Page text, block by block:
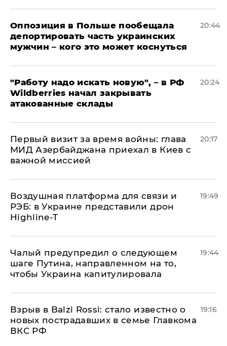
Оппозиция в Польше пообещала
депортировать часть украинских
мужчин – кого это может коснуться
20:44
"Работу надо искать новую", – в РФ
Wildberries начал закрывать
атакованные склады
20:24
Первый визит за время войны: глава
МИД Азербайджана приехал в Киев с
важной миссией
20:17
Воздушная платформа для связи и
РЭБ: в Украине представили дрон
Highline-T
19:49
Чалый предупредил о следующем
шаге Путина, направленном на то,
чтобы Украина капитулировала
19:44
Взрыв в Balzi Rossi: стало известно о
новых пострадавших в семье Главкома
ВКС РФ
19:16